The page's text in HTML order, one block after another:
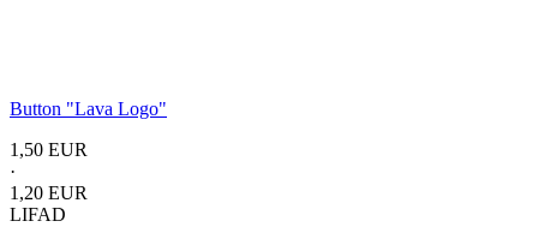
Button "Lava Logo"
1,50 EUR
·
1,20 EUR
LIFAD